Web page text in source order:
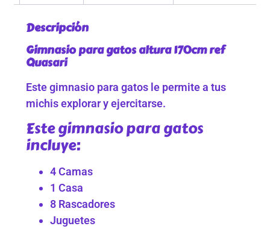
Descripción
Gimnasio para gatos altura 170cm ref
Quasari
Este gimnasio para gatos le permite a tus
michis explorar y ejercitarse.
Este gimnasio para gatos
incluye:
4 Camas
1 Casa
8 Rascadores
Juguetes